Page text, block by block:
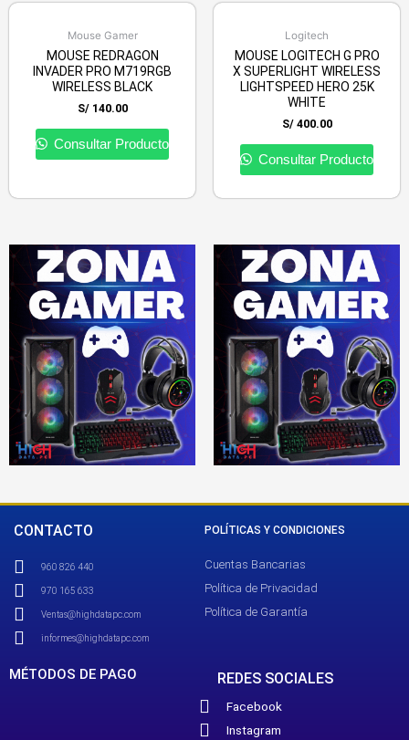
Mouse Gamer
MOUSE REDRAGON
INVADER PRO M719RGB
WIRELESS BLACK
S/140.00
Consultar Producto
Logitech
MOUSE LOGITECH G PRO
X SUPERLIGHT WIRELESS
LIGHTSPEED HERO 25K
WHITE
S/400.00
Consultar Producto
CONTACTO
960 826 440
970 165 633
Ventas@highdatapc.com
informes@highdatapc.com
POLÍTICAS Y CONDICIONES
Cuentas Bancarias
Política de Privacidad
Política de Garantía
MÉTODOS DE PAGO REDES SOCIALES
Facebook
Instagram